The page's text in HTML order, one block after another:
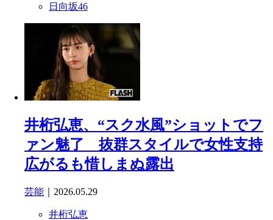
日向坂46
井桁弘恵、“スク水風”ショットでフ
ァン魅了 抜群スタイルで女性支持
広がるも惜しまぬ露出
芸能 ｜2026.05.29
井桁弘恵